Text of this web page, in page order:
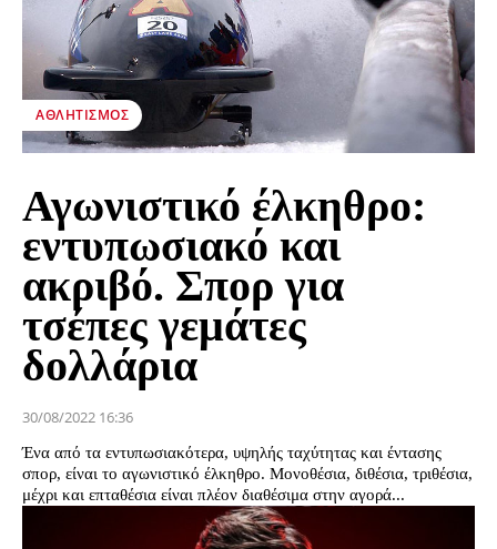
ΑΘΛΗΤΙΣΜΌΣ
Αγωνιστικό έλκηθρο:
εντυπωσιακό και
ακριβό. Σπορ για
τσέπες γεμάτες
δολλάρια
30/08/2022 16:36
Ένα από τα εντυπωσιακότερα, υψηλής ταχύτητας και έντασης
σπορ, είναι το αγωνιστικό έλκηθρο. Μονοθέσια, διθέσια, τριθέσια,
μέχρι και επταθέσια είναι πλέον διαθέσιμα στην αγορά...